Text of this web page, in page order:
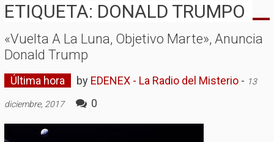
ETIQUETA: DONALD TRUMPO
«Vuelta A La Luna, Objetivo Marte», Anuncia
Donald Trump
Última hora by EDENEX - La Radio del Misterio- 13
diciembre, 2017 0